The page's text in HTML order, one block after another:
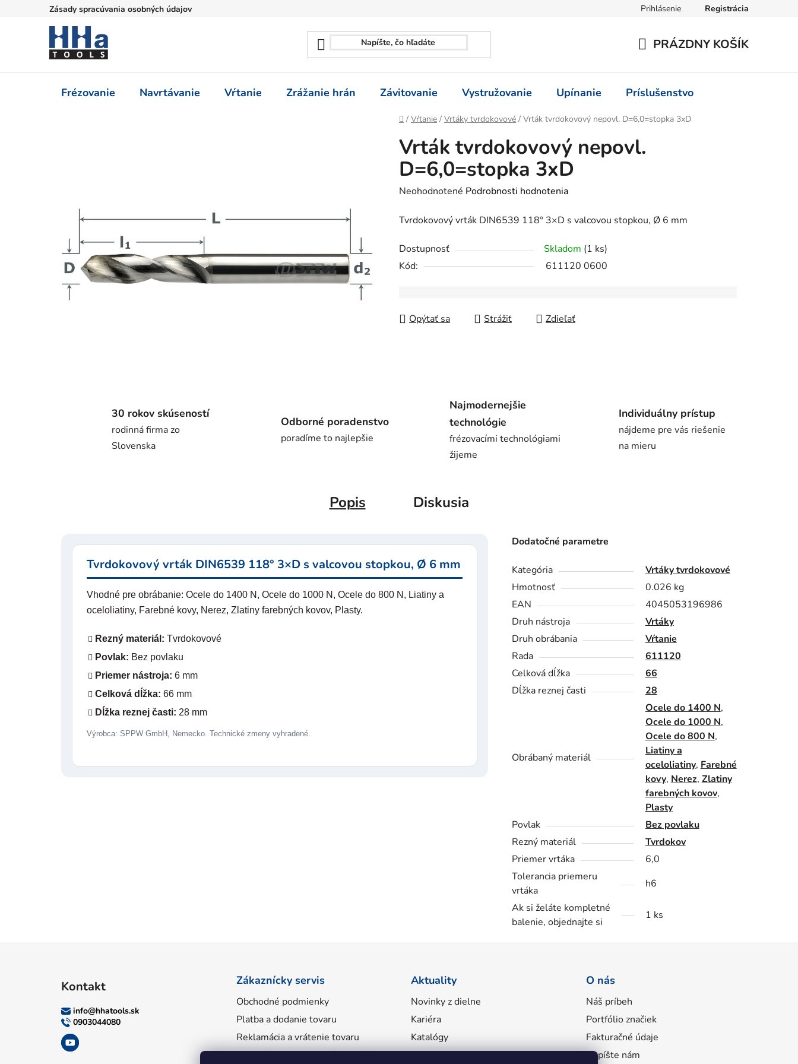
Zásady spracúvania osobných údajov Prihlásenie Registrácia
KOŠÍK
PRÁZDNY KOŠÍK
Frézovanie Navrtávanie Vŕtanie Zrážanie hrán Závitovanie Vystružovanie Upínanie Príslušenstvo
Domov
/ Vŕtanie / Vrtáky tvrdokovové / Vrták tvrdokovový nepovl. D=6,0=stopka 3xD
Vrták tvrdokovový nepovl.
D=6,0=stopka 3xD
Priemerné
produktu
0,0
z
Neohodnotené Podrobnosti hodnotenia
Tvrdokovový vrták DIN6539 118° 3×D s valcovou stopkou, Ø 6 mm
Dostupnosť Skladom (1 ks)
Kód:
611120 0600
Opýtať sa Strážiť Zdieľať
30 rokov skúseností
rodinná firma zo
Slovenska
Odborné poradenstvo
poradíme to najlepšie
Najmodernejšie
technológie
frézovacími technológiami
žijeme
Individuálny prístup
nájdeme pre vás riešenie
na mieru
Popis Diskusia
Tvrdokovový vrták DIN6539 118° 3×D s valcovou stopkou, Ø 6 mm
Vhodné pre obrábanie: Ocele do 1400 N, Ocele do 1000 N, Ocele do 800 N, Liatiny a
oceloliatiny, Farebné kovy, Nerez, Zlatiny farebných kovov, Plasty.
Rezný materiál: Tvrdokovové
Povlak: Bez povlaku
Priemer nástroja: 6 mm
Celková dĺžka: 66 mm
Dĺžka reznej časti: 28 mm
Výrobca: SPPW GmbH, Nemecko. Technické zmeny vyhradené.
Dodatočné parametre
Kategória
Vrtáky tvrdokovové
Hmotnosť
0.026 kg
EAN
4045053196986
Druh nástroja
Vrtáky
Druh obrábania
Vŕtanie
Rada
611120
Celková dĺžka
66
Dĺžka reznej časti
28
Obrábaný materiál
Ocele do 1400 N,
Ocele do 1000 N,
Ocele do 800 N,
Liatiny a
oceloliatiny, Farebné
kovy, Nerez, Zlatiny
farebných kovov,
Plasty
Povlak
Bez povlaku
Rezný materiál
Tvrdokov
Priemer vrtáka
6,0
Tolerancia priemeru
vrtáka
h6
Ak si želáte kompletné
balenie, objednajte si
1 ks
Kontakt
info@hhatools.sk
0903044080
Zákaznícky servis
Obchodné podmienky
Platba a dodanie tovaru
Reklamácia a vrátenie tovaru
Informácie o spracovaní osobných
Aktuality
Novinky z dielne
Kariéra
Katalógy
O nás
Náš príbeh
Portfólio značiek
Fakturačné údaje
Napíšte nám